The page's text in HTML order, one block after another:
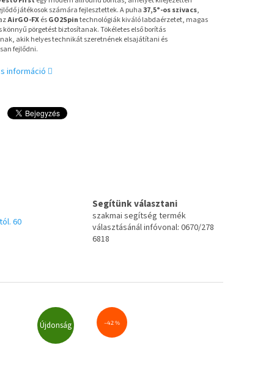
játékosok számára fejlesztettek. A puha37,5°-os szivacs,
AirGO-FXésGO2Spintechnológiák kiváló labdaérzetet, magas
könnyű pörgetést biztosítanak. Tökéletes első borítás
akik helyes technikát szeretnének elsajátítani és
fejlődni.
információ
60
Segítünk választani
szakmai segítség termék
választásánál infóvonal: 0670/278
6818
Újdonság –42 %